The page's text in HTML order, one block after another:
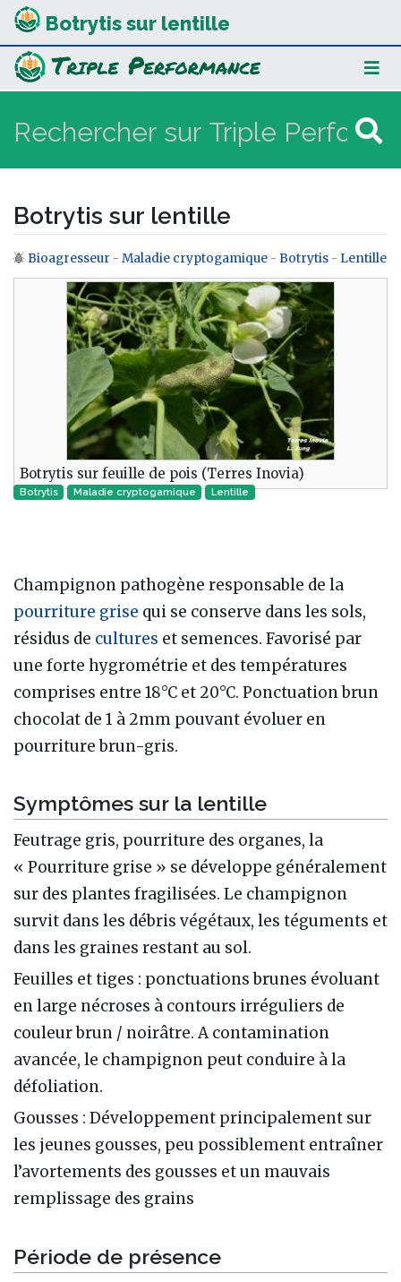
Botrytis sur lentille
Botrytis sur lentille
Aller à :navigation,rechercher
Bioagresseur - Maladie cryptogamique - Botrytis - Lentille
Botrytis sur feuille de pois (Terres Inovia)
Botrytis Maladie cryptogamique‎ Lentille
Champignon pathogène responsable de la
pourriture grise qui se conserve dans les sols,
résidus de cultures et semences. Favorisé par
une forte hygrométrie et des températures
comprises entre 18°C et 20°C. Ponctuation brun
chocolat de 1 à 2mm pouvant évoluer en
pourriture brun-gris.
Symptômes sur la lentille
Feutrage gris, pourriture des organes, la
« Pourriture grise » se développe généralement
sur des plantes fragilisées. Le champignon
survit dans les débris végétaux, les téguments et
dans les graines restant au sol.
Feuilles et tiges : ponctuations brunes évoluant
en large nécroses à contours irréguliers de
couleur brun / noirâtre. A contamination
avancée, le champignon peut conduire à la
défoliation.
Gousses : Développement principalement sur
les jeunes gousses, peu possiblement entraîner
l’avortements des gousses et un mauvais
remplissage des grains
Période de présence